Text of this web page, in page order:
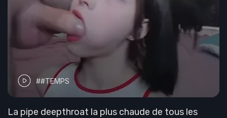
##TEMPS
La pipe deepthroat la plus chaude de tous les